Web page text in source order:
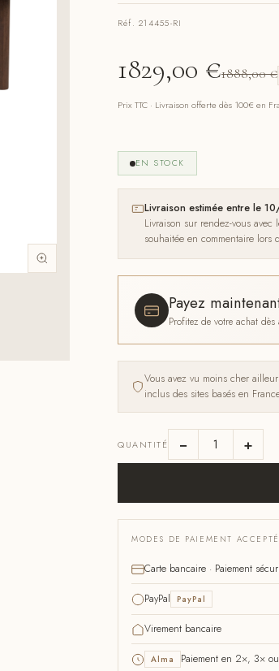
Réf. 214455-RI
1829,00 €1888,00€
Prix TTC · Livraison offerte dès 100€ en
EN STOCK
Livraison estimée entre le
Livraison sur rendez-vous
souhaitée en commentaire lors
Payez
Profitez de votre achat
Vous avez vu moins cher
inclus des sites basés en
QUANTITÉ − +
MODES DE PAIEMENT
Carte bancaire · Paiement
PayPal PayPal
Virement bancaire
Alma Paiement en 2×, 3×